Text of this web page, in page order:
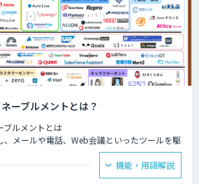
ーブルメントとは？
ブルメントとは
、メールや電話、Web会議といったツールを駆
型の営業スタイルのことです。
成約にいたるまで、多様な接点における顧客と
機能・用語解説